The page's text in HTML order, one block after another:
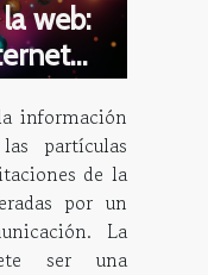
web:
información
partículas
de la
por un
La
ser una